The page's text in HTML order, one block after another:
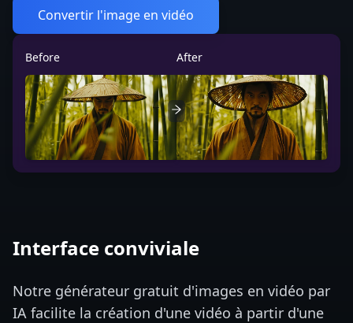
Convertir l'image en vidéo
Before After
Interface conviviale
Notre générateur gratuit d'images en vidéo par
IA facilite la création d'une vidéo à partir d'une